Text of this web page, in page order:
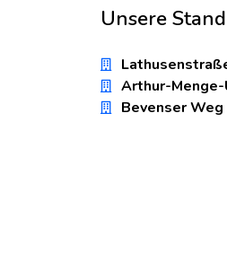
Unsere
Arthur-Menge-
Bevenser Weg